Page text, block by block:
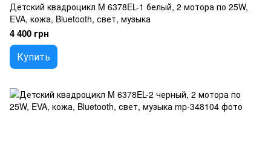
Детский квадроцикл M 6378EL-1 белый, 2 мотора по 25W,
EVA, кожа, Bluetooth, свет, музыка
4 400 грн
Купить